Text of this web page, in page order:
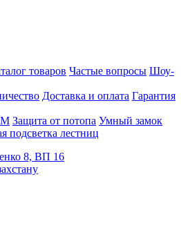
товаров Частые вопросы Шоу-
Доставка и оплата Гарантия
Защита от потопа Умный замок
подсветка лестниц
8, ВП 16